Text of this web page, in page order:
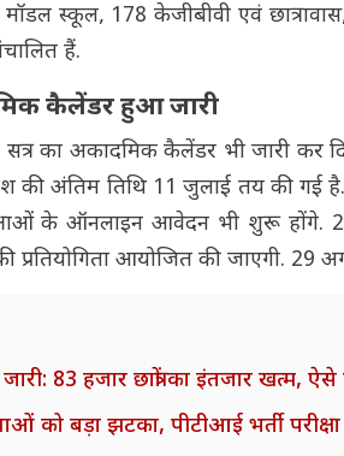
मॉडल स्कूल, 178 केजीबीवी एवं
हैं.
कैलेंडर हुआ जारी
सत्र का अकादमिक कैलेंडर भी जारी कर
की अंतिम तिथि 11 जुलाई तय की
के ऑनलाइन आवेदन भी शुरू
आयोजित की जाएगी. 29
83 हजार छात्रों का इंतजार
को बड़ा झटका, पीटीआई भर्ती